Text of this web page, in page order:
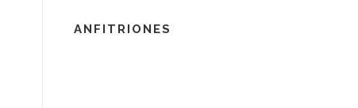
ANFITRIONES